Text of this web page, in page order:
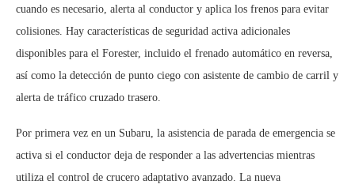
cuando es necesario, alerta al conductor y aplica los frenos para evitar
colisiones. Hay características de seguridad activa adicionales
disponibles para el Forester, incluido el frenado automático en reversa,
así como la detección de punto ciego con asistente de cambio de carril y
alerta de tráfico cruzado trasero.
Por primera vez en un Subaru, la asistencia de parada de emergencia se
activa si el conductor deja de responder a las advertencias mientras
utiliza el control de crucero adaptativo avanzado. La nueva